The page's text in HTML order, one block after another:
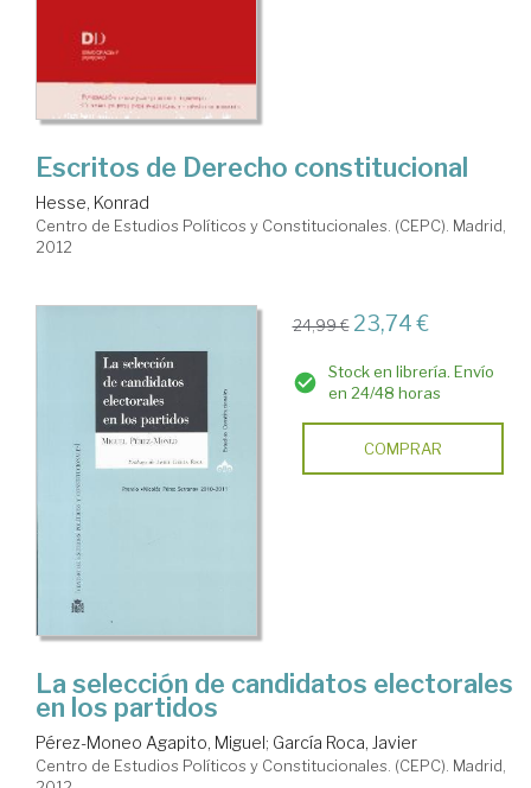
Escritos de Derecho constitucional
Hesse, Konrad
Centro de Estudios Políticos y Constitucionales. (CEPC). Madrid,
2012
24,99 € 23,74 €
Stock en librería. Envío
en 24/48 horas
COMPRAR
La selección de candidatos electorales
en los partidos
Pérez-Moneo Agapito, Miguel; García Roca, Javier
Centro de Estudios Políticos y Constitucionales. (CEPC). Madrid,